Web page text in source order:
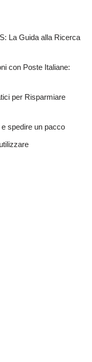
La Guida alla Ricerca
con Poste Italiane:
per Risparmiare
spedire un pacco